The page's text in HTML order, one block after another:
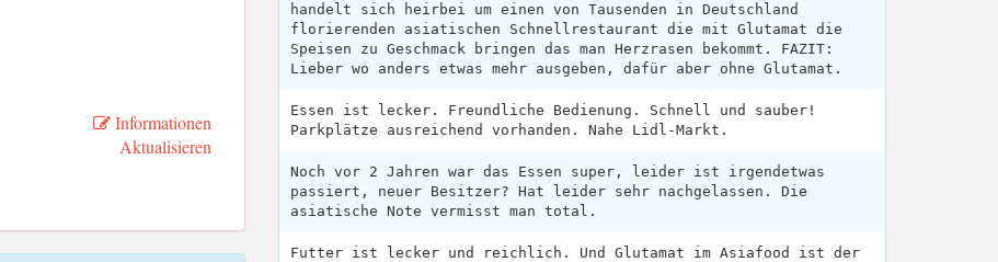
Informationen
Aktualisieren
handelt sich heirbei um einen von Tausenden in Deutschland
florierenden asiatischen Schnellrestaurant die mit Glutamat die
Speisen zu Geschmack bringen das man Herzrasen bekommt. FAZIT:
Lieber wo anders etwas mehr ausgeben, dafür aber ohne Glutamat.
Essen ist lecker. Freundliche Bedienung. Schnell und sauber!
Parkplätze ausreichend vorhanden. Nahe Lidl-Markt.
Noch vor 2 Jahren war das Essen super, leider ist irgendetwas
passiert, neuer Besitzer? Hat leider sehr nachgelassen. Die
asiatische Note vermisst man total.
Futter ist lecker und reichlich. Und Glutamat im Asiafood ist der